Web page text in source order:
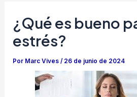
¿Qué es bueno
estrés?
Por Marc Vives/ 26 de junio de 2024